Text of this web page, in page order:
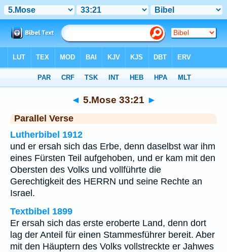
◄ 5.Mose 33:21 ►
Parallel Verse
Lutherbibel 1912
und er ersah sich das Erbe, denn daselbst war ihm
eines Fürsten Teil aufgehoben, und er kam mit den
Obersten des Volks und vollführte die
Gerechtigkeit des HERRN und seine Rechte an
Israel.
Textbibel 1899
Er ersah sich das erste eroberte Land, denn dort
lag der Anteil für einen Stammesführer bereit. Aber
mit den Häuptern des Volks vollstreckte er Jahwes